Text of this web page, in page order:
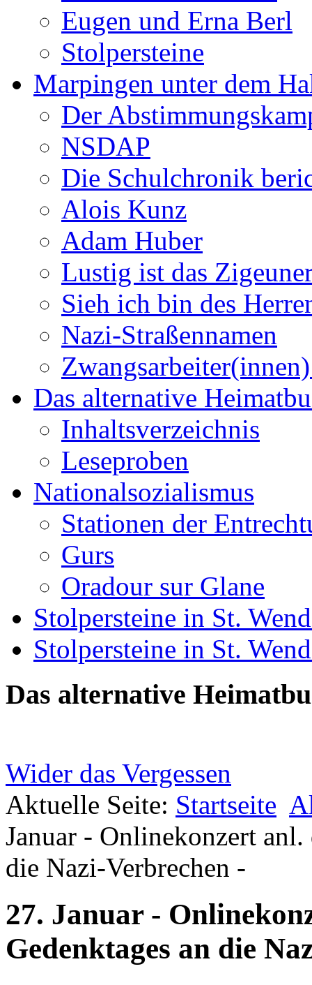
Eugen und Erna Berl
Stolpersteine
Marpingen unter dem
Der
NSDAP
Die Schulchronik
Alois Kunz
Adam Huber
Lustig ist das
Sieh ich bin des
Nazi-Straßennamen
Das alternative
Inhaltsverzeichnis
Leseproben
Nationalsozialismus
Stationen der
Gurs
Oradour sur Glane
Stolpersteine in St.
Stolpersteine in St.
Das alternative
Wider das Vergessen
Aktuelle Seite: Startseite
Januar - Onlinekonzert anl.
die Nazi-Verbrechen -
27. Januar -
Gedenktages an die